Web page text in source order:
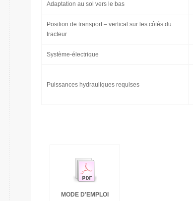
Adaptation au sol vers le bas
Position de transport – vertical sur les côtés du
tracteur
Système-électrique
Puissances hydrauliques requises
MODE D'EMPLOI